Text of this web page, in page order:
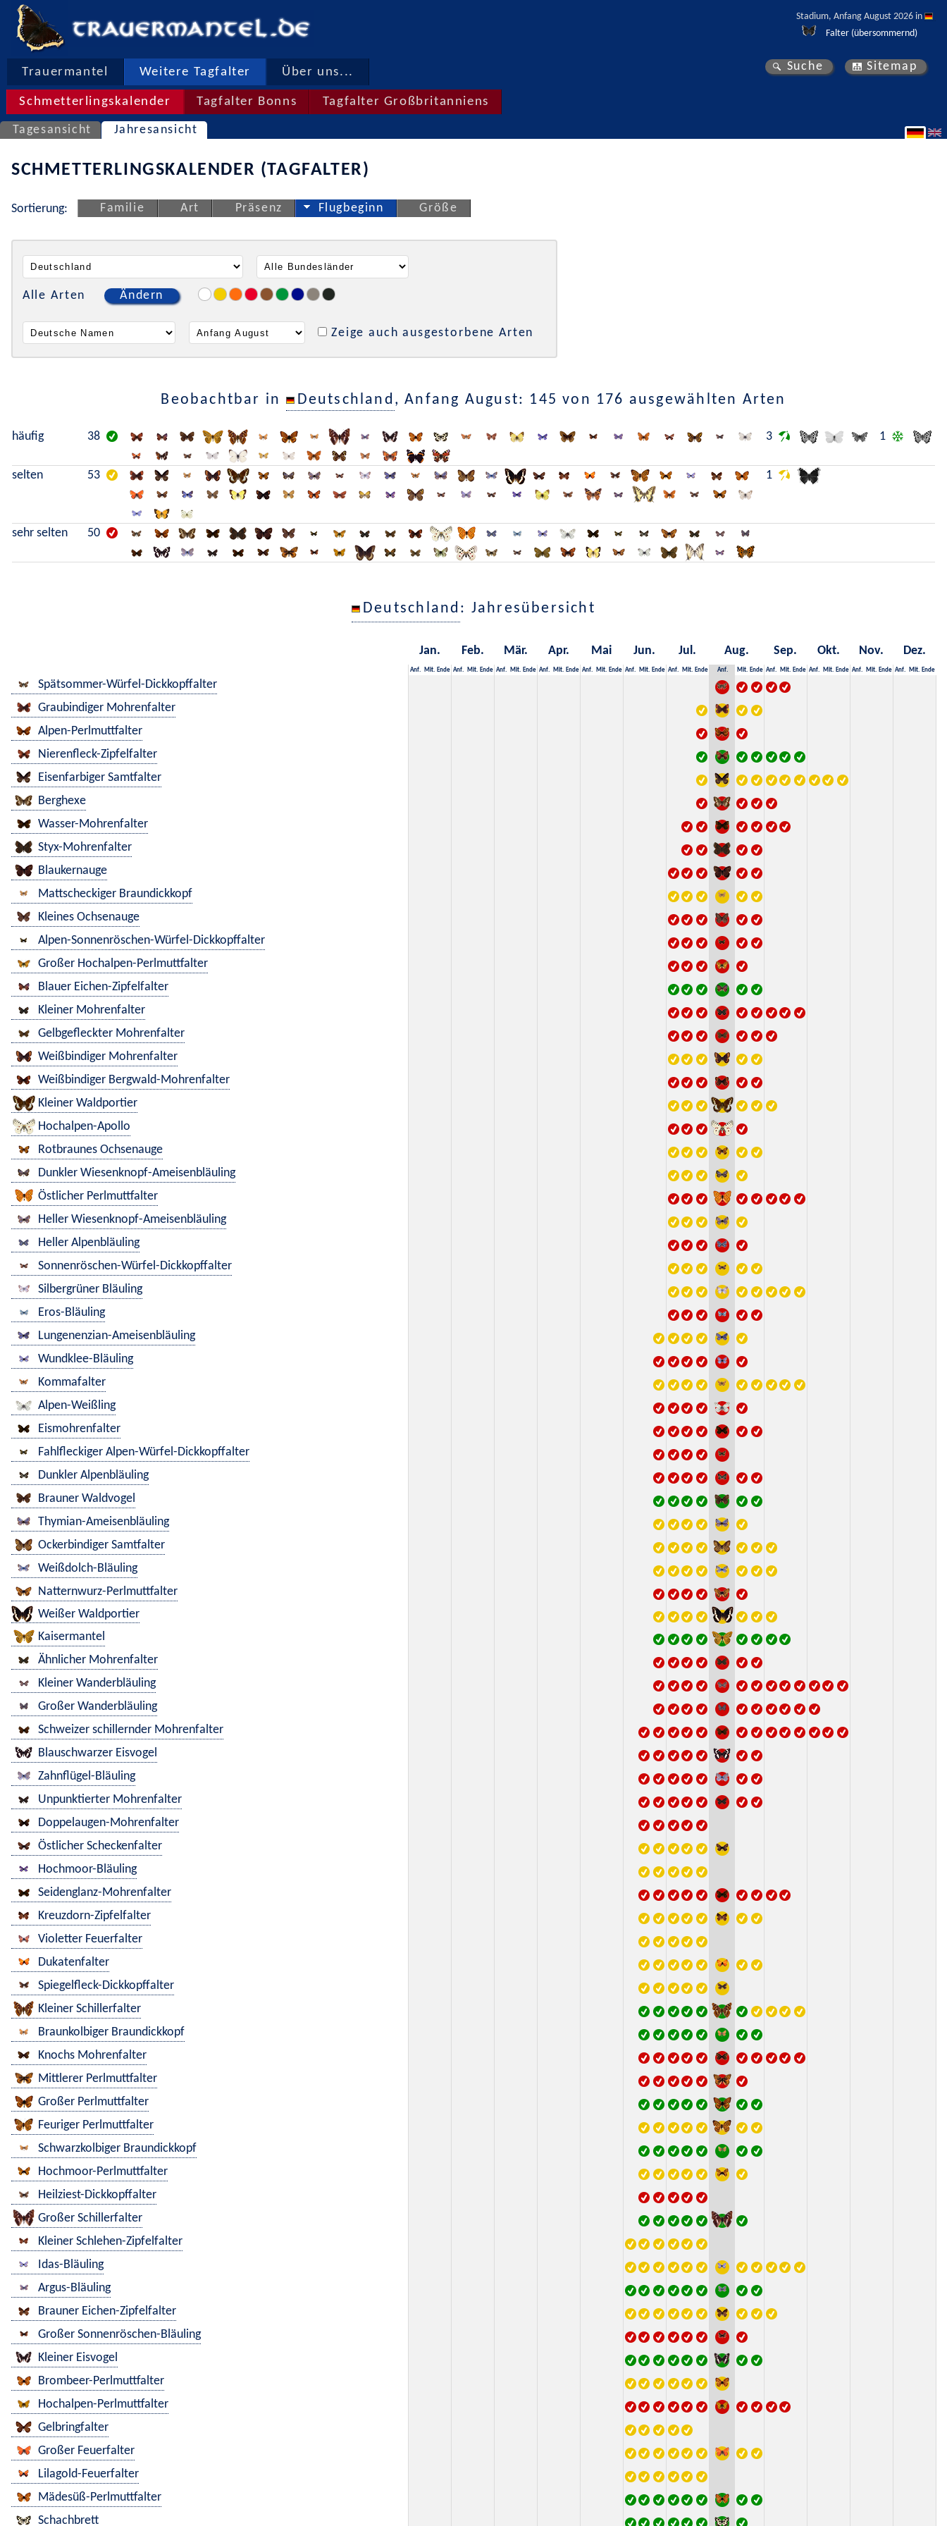
Stadium, Anfang August 2026 in
Falter (übersommernd)
Trauermantel Weitere Tagfalter Über uns...
Schmetterlingskalender Tagfalter Bonns Tagfalter Großbritanniens
Suche Sitemap
Tagesansicht Jahresansicht
SCHMETTERLINGSKALENDER (TAGFALTER)
Sortierung: Familie Art Präsenz Flugbeginn Größe
Alle Arten Ändern
Zeige auch ausgestorbene Arten
Beobachtbar in Deutschland , Anfang August: 145 von 176 ausgewählten Arten
häufig 38 3 1
selten 53 1
sehr selten 50
Deutschland : Jahresübersicht
Jan. Feb. Mär. Apr. Mai Jun. Jul. Aug. Sep. Okt. Nov. Dez.
Anf. Mit. Ende Anf. Mit. Ende Anf. Mit. Ende Anf. Mit. Ende Anf. Mit. Ende Anf. Mit. Ende Anf. Mit. Ende Anf. Mit. Ende Anf. Mit. Ende Anf. Mit. Ende Anf. Mit. Ende Anf. Mit. Ende
Spätsommer-Würfel-Dickkopffalter
Graubindiger Mohrenfalter
Alpen-Perlmuttfalter
Nierenfleck-Zipfelfalter
Eisenfarbiger Samtfalter
Berghexe
Wasser-Mohrenfalter
Styx-Mohrenfalter
Blaukernauge
Mattscheckiger Braundickkopf
Kleines Ochsenauge
Alpen-Sonnenröschen-Würfel-Dickkopffalter
Großer Hochalpen-Perlmuttfalter
Blauer Eichen-Zipfelfalter
Kleiner Mohrenfalter
Gelbgefleckter Mohrenfalter
Weißbindiger Mohrenfalter
Weißbindiger Bergwald-Mohrenfalter
Kleiner Waldportier
Hochalpen-Apollo
Rotbraunes Ochsenauge
Dunkler Wiesenknopf-Ameisenbläuling
Östlicher Perlmuttfalter
Heller Wiesenknopf-Ameisenbläuling
Heller Alpenbläuling
Sonnenröschen-Würfel-Dickkopffalter
Silbergrüner Bläuling
Eros-Bläuling
Lungenenzian-Ameisenbläuling
Wundklee-Bläuling
Kommafalter
Alpen-Weißling
Eismohrenfalter
Fahlfleckiger Alpen-Würfel-Dickkopffalter
Dunkler Alpenbläuling
Brauner Waldvogel
Thymian-Ameisenbläuling
Ockerbindiger Samtfalter
Weißdolch-Bläuling
Natternwurz-Perlmuttfalter
Weißer Waldportier
Kaisermantel
Ähnlicher Mohrenfalter
Kleiner Wanderbläuling
Großer Wanderbläuling
Schweizer schillernder Mohrenfalter
Blauschwarzer Eisvogel
Zahnflügel-Bläuling
Unpunktierter Mohrenfalter
Doppelaugen-Mohrenfalter
Östlicher Scheckenfalter
Hochmoor-Bläuling
Seidenglanz-Mohrenfalter
Kreuzdorn-Zipfelfalter
Violetter Feuerfalter
Dukatenfalter
Spiegelfleck-Dickkopffalter
Kleiner Schillerfalter
Braunkolbiger Braundickkopf
Knochs Mohrenfalter
Mittlerer Perlmuttfalter
Großer Perlmuttfalter
Feuriger Perlmuttfalter
Schwarzkolbiger Braundickkopf
Hochmoor-Perlmuttfalter
Heilziest-Dickkopffalter
Großer Schillerfalter
Kleiner Schlehen-Zipfelfalter
Idas-Bläuling
Argus-Bläuling
Brauner Eichen-Zipfelfalter
Großer Sonnenröschen-Bläuling
Kleiner Eisvogel
Brombeer-Perlmuttfalter
Hochalpen-Perlmuttfalter
Gelbringfalter
Großer Feuerfalter
Lilagold-Feuerfalter
Mädesüß-Perlmuttfalter
Schachbrett